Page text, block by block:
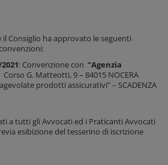
Consiglio ha approvato le seguenti
: Convenzione con “Agenzia
Corso G. Matteotti, 9 – 84015 NOCERA
prodotti assicurativi” – SCADENZA
a tutti gli Avvocati ed i Praticanti Avvocati
esibizione del tesserino di iscrizione